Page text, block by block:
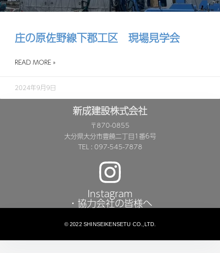
庄の原佐野線下郡工区 現場見学会
READ MORE »
2024年9月9日
新成建設株式会社
〒870-0855
大分県大分市豊饒二丁目1番6号
TEL : 097-545-7878
Instagram
・協力会社の皆様へ
© 2022 SHINSEIKENSETU CO.,LTD.